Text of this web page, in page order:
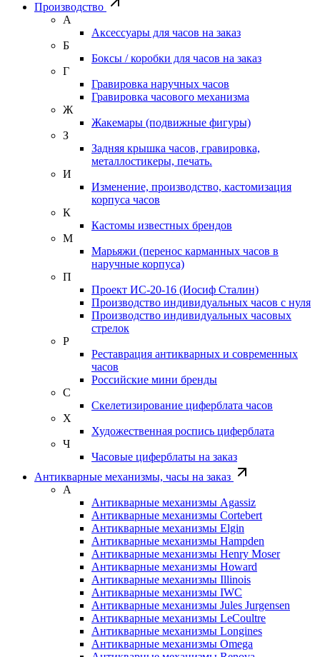
Производство
А
Аксессуары для часов на заказ
Б
Боксы / коробки для часов на заказ
Г
Гравировка наручных часов
Гравировка часового механизма
Ж
Жакемары (подвижные фигуры)
З
Задняя крышка часов, гравировка,
металлостикеры, печать.
И
Изменение, производство, кастомизация
корпуса часов
К
Кастомы известных брендов
М
Марьяжи (перенос карманных часов в
наручные корпуса)
П
Проект ИС-20-16 (Иосиф Сталин)
Производство индивидуальных часов с нуля
Производство индивидуальных часовых
стрелок
Р
Реставрация антикварных и современных
часов
Российские мини бренды
С
Скелетизирование циферблата часов
Х
Художественная роспись циферблата
Ч
Часовые циферблаты на заказ
Антикварные механизмы, часы на заказ
А
Антикварные механизмы Agassiz
Антикварные механизмы Cortebert
Антикварные механизмы Elgin
Антикварные механизмы Hampden
Антикварные механизмы Henry Moser
Антикварные механизмы Howard
Антикварные механизмы Illinois
Антикварные механизмы IWC
Антикварные механизмы Jules Jurgensen
Антикварные механизмы LeCoultre
Антикварные механизмы Longines
Антикварные механизмы Omega